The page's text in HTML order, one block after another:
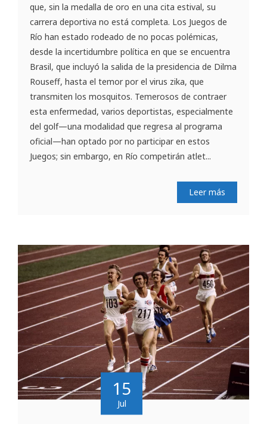
que, sin la medalla de oro en una cita estival, su
carrera deportiva no está completa. Los Juegos de
Río han estado rodeado de no pocas polémicas,
desde la incertidumbre política en que se encuentra
Brasil, que incluyó la salida de la presidencia de Dilma
Rouseff, hasta el temor por el virus zika, que
transmiten los mosquitos. Temerosos de contraer
esta enfermedad, varios deportistas, especialmente
del golf—una modalidad que regresa al programa
oficial—han optado por no participar en estos
Juegos; sin embargo, en Río competirán atlet...
Leer más
15
Jul